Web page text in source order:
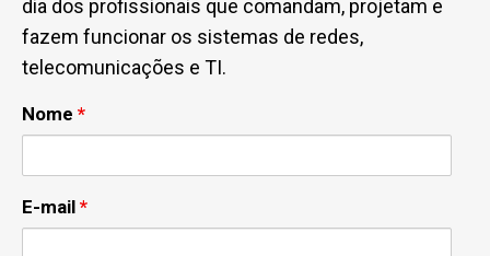
dia dos profissionais que comandam, projetam e
fazem funcionar os sistemas de redes,
telecomunicações e TI.
Nome *
E-mail *